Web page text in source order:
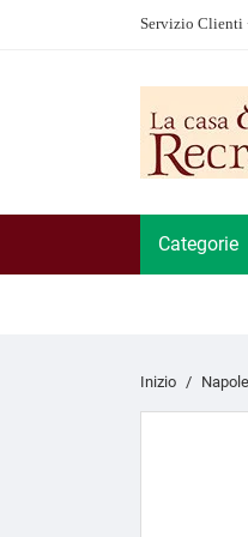
Servizio Clienti
Categorie
Inizio